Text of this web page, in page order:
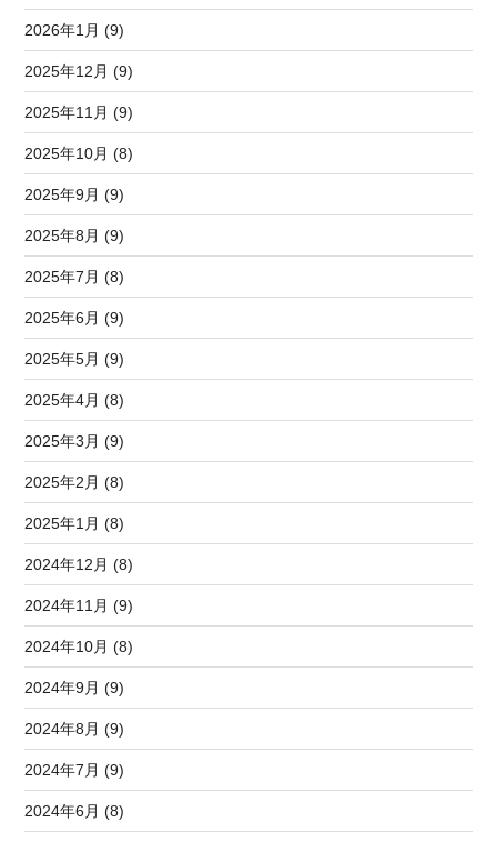
2026年1月 (9)
2025年12月 (9)
2025年11月 (9)
2025年10月 (8)
2025年9月 (9)
2025年8月 (9)
2025年7月 (8)
2025年6月 (9)
2025年5月 (9)
2025年4月 (8)
2025年3月 (9)
2025年2月 (8)
2025年1月 (8)
2024年12月 (8)
2024年11月 (9)
2024年10月 (8)
2024年9月 (9)
2024年8月 (9)
2024年7月 (9)
2024年6月 (8)